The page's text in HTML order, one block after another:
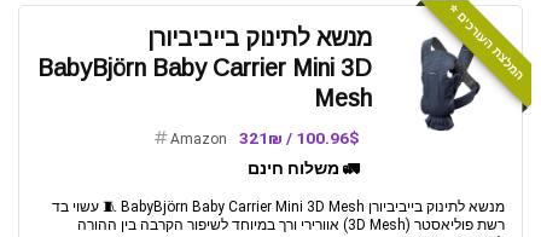
המלצת העורכים ⭐️
מנשא לתינוק בייביביורן
BabyBjörn Baby Carrier Mini 3D
Mesh
100.96$ / 321₪
Amazon
🚛 משלוח חינם
מנשא לתינוק בייביביורן BabyBjörn Baby Carrier Mini 3D Mesh 🧵 עשוי בד
רשת פוליאסטר (3D Mesh) אוורירי ורך במיוחד לשיפור הקרבה בין ההורה